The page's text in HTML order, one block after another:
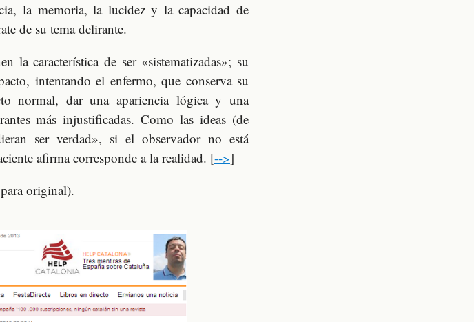
la memoria, la lucidez y la capacidad de
de su tema delirante.
la característica de ser «sistematizadas»; su
intentando el enfermo, que conserva su
normal, dar una apariencia lógica y una
más injustificadas. Como las ideas (de
ser verdad», si el observador no está
afirma corresponde a la realidad. [-->]
original).